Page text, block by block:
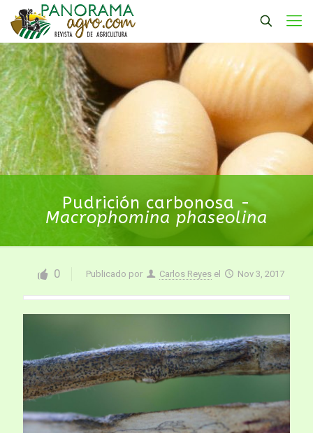
Pudrición carbonosa -
Macrophomina phaseolina
0 Publicado por Carlos Reyes el Nov 3, 2017